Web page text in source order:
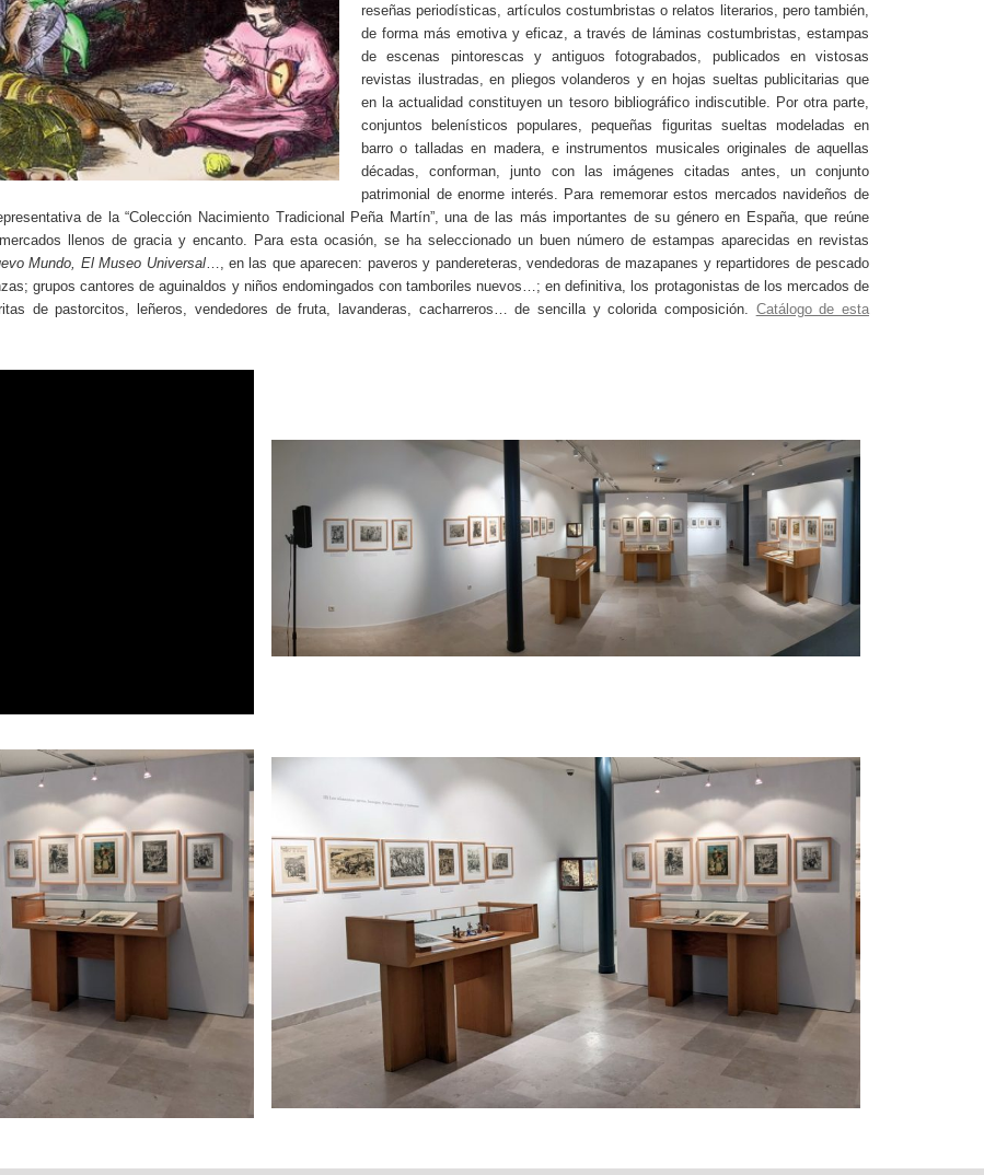
reseñas periodísticas, artículos costumbristas o relatos literarios, pero también,
de forma más emotiva y eficaz, a través de láminas costumbristas, estampas
de escenas pintorescas y antiguos fotograbados, publicados en vistosas
revistas ilustradas, en pliegos volanderos y en hojas sueltas publicitarias que
en la actualidad constituyen un tesoro bibliográfico indiscutible. Por otra parte,
conjuntos belenísticos populares, pequeñas figuritas sueltas modeladas en
barro o talladas en madera, e instrumentos musicales originales de aquellas
décadas, conforman, junto con las imágenes citadas antes, un conjunto
patrimonial de enorme interés. Para rememorar estos mercados navideños de
de la “Colección Nacimiento Tradicional Peña Martín”, una de las más importantes de su género en España, que reúne
llenos de gracia y encanto. Para esta ocasión, se ha seleccionado un buen número de estampas aparecidas en revistas
Mundo, El Museo Universal…, en las que aparecen: paveros y pandereteras, vendedoras de mazapanes y repartidores de pescado
grupos cantores de aguinaldos y niños endomingados con tamboriles nuevos…; en definitiva, los protagonistas de los mercados de
de pastorcitos, leñeros, vendedores de fruta, lavanderas, cacharreros… de sencilla y colorida composición. Catálogo de esta